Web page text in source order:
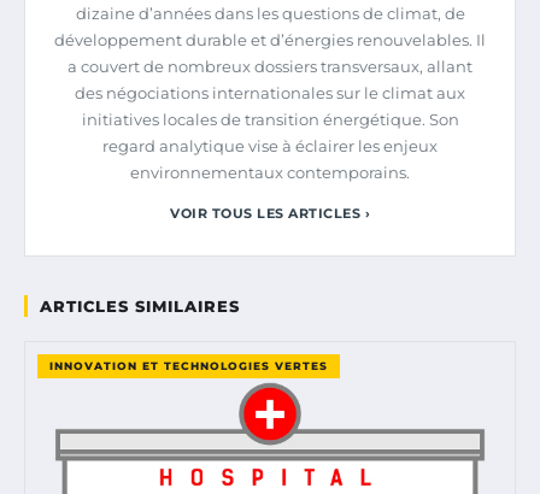
dizaine d’années dans les questions de climat, de
développement durable et d’énergies renouvelables. Il
a couvert de nombreux dossiers transversaux, allant
des négociations internationales sur le climat aux
initiatives locales de transition énergétique. Son
regard analytique vise à éclairer les enjeux
environnementaux contemporains.
VOIR TOUS LES ARTICLES ›
ARTICLES SIMILAIRES
INNOVATION ET TECHNOLOGIES VERTES